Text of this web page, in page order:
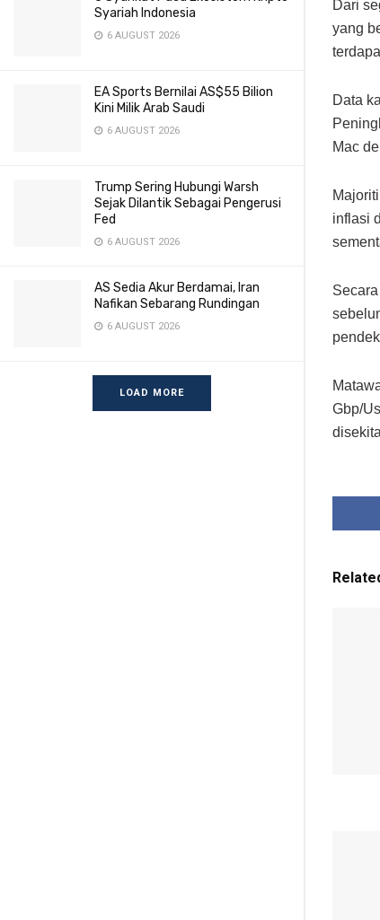
Syariah Indonesia
6 AUGUST 2026
EA Sports Bernilai AS$55 Bilion
Kini Milik Arab Saudi
6 AUGUST 2026
Trump Sering Hubungi Warsh
Sejak Dilantik Sebagai Pengerusi
Fed
6 AUGUST 2026
AS Sedia Akur Berdamai, Iran
Nafikan Sebarang Rundingan
6 AUGUST 2026
LOAD MORE
Dari
yang
Data
Mac
inflasi
Gbp/